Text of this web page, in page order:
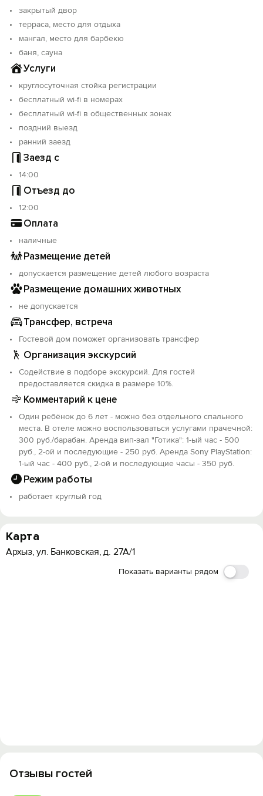
экологически чистых продуктов от местных
фермеров. В межсезонье и летом гости отеля могут
воспользоваться полностью оборудованной общей
кухней (бесплатно). Для любителей спокойного
отдыха в зале «Готика» мы предусмотрели просмотр
любимых фильмов, для наших самых маленьких
гостей - мультфильмов. А для любителей
увлекательных видеоигр предлагается Sony
PlayStation.
закрытый двор
терраса, место для отдыха
мангал, место для барбекю
баня, сауна
Услуги
круглосуточная стойка регистрации
бесплатный wi-fi в номерах
бесплатный wi-fi в общественных зонах
поздний выезд
ранний заезд
Заезд с
14:00
Отъезд до
12:00
Оплата
наличные
Размещение детей
допускается размещение детей любого возраста
Размещение домашних животных
не допускается
Трансфер, встреча
Гостевой дом поможет организовать трансфер
Организация экскурсий
Содействие в подборе экскурсий. Для гостей
предоставляется скидка в размере 10%.
Комментарий к цене
Один ребёнок до 6 лет - можно без отдельного спального
места. В отеле можно воспользоваться услугами прачечной:
300 руб./барабан. Аренда вип-зал "Готика": 1-ый час - 500
руб., 2-ой и последующие - 250 руб. Аренда Sony PlayStation:
1-ый час - 400 руб., 2-ой и последующие часы - 350 руб.
Режим работы
работает круглый год
Карта
Архыз, ул. Банковская, д. 27А/1
Показать варианты рядом
Отзывы гостей